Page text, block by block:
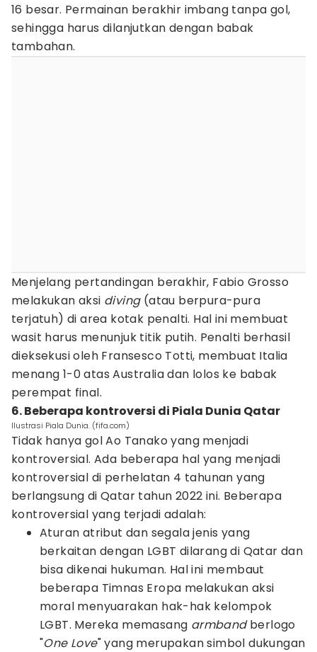
16 besar. Permainan berakhir imbang tanpa gol,
sehingga harus dilanjutkan dengan babak
tambahan.
Menjelang pertandingan berakhir, Fabio Grosso
melakukan aksi diving(atau berpura-pura
terjatuh) di area kotak penalti. Hal ini membuat
wasit harus menunjuk titik putih. Penalti berhasil
dieksekusi oleh Fransesco Totti, membuat Italia
menang 1-0 atas Australia dan lolos ke babak
perempat final.
6. Beberapa kontroversi di Piala Dunia Qatar
Ilustrasi Piala Dunia. (fifa.com)
Tidak hanya gol Ao Tanako yang menjadi
kontroversial. Ada beberapa hal yang menjadi
kontroversial di perhelatan 4 tahunan yang
berlangsung di Qatar tahun 2022 ini. Beberapa
kontroversial yang terjadi adalah:
Aturan atribut dan segala jenis yang
berkaitan dengan LGBT dilarang di Qatar dan
bisa dikenai hukuman. Hal ini membaut
beberapa Timnas Eropa melakukan aksi
moral menyuarakan hak-hak kelompok
LGBT. Mereka memasang armbandberlogo
"One Love" yang merupakan simbol dukungan